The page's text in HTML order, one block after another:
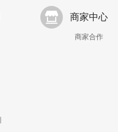
商家中心
商家合作